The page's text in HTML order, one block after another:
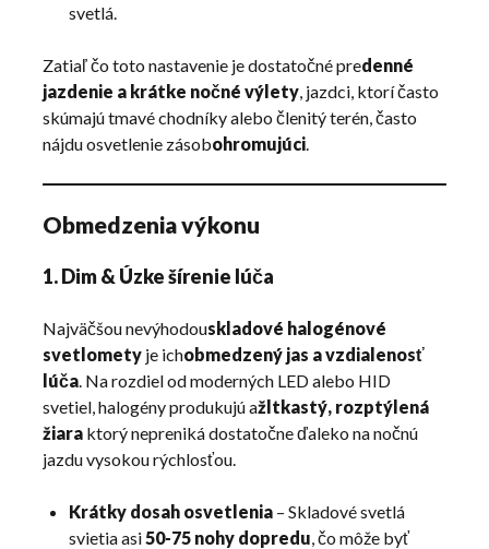
svetlá.
Zatiaľ čo toto nastavenie je dostatočné predenné
jazdenie a krátke nočné výlety, jazdci, ktorí často
skúmajú tmavé chodníky alebo členitý terén, často
nájdu osvetlenie zásobohromujúci.
Obmedzenia výkonu
1. Dim & Úzke šírenie lúča
Najväčšou nevýhodouskladové halogénové
svetlomety je ichobmedzený jas a vzdialenosť
lúča. Na rozdiel od moderných LED alebo HID
svetiel, halogény produkujú ažltkastý, rozptýlená
žiara ktorý nepreniká dostatočne ďaleko na nočnú
jazdu vysokou rýchlosťou.
Krátky dosah osvetlenia – Skladové svetlá
svietia asi50-75 nohy dopredu, čo môže byť